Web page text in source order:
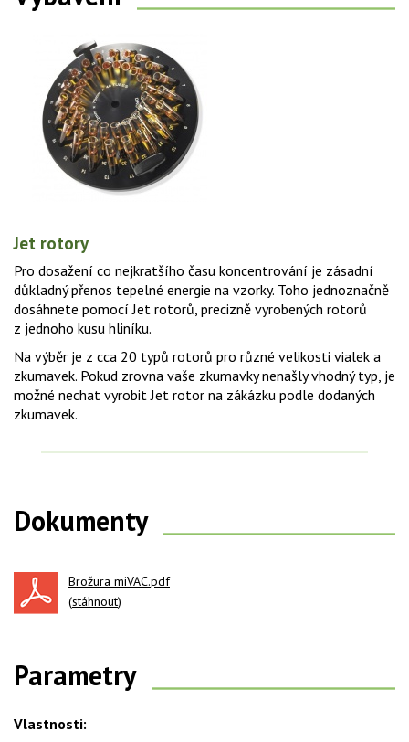
Jet rotory
Pro dosažení co nejkratšího času koncentrování je zásadní
důkladný přenos tepelné energie na vzorky. Toho jednoznačně
dosáhnete pomocí Jet rotorů, precizně vyrobených rotorů
z jednoho kusu hliníku.
Na výběr je z cca 20 typů rotorů pro různé velikosti vialek a
zkumavek. Pokud zrovna vaše zkumavky nenašly vhodný typ, je
možné nechat vyrobit Jet rotor na zákázku podle dodaných
zkumavek.
Dokumenty
Brožura miVAC.pdf
(stáhnout)
Parametry
Vlastnosti: